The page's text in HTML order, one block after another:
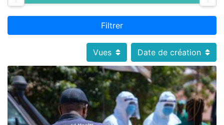
Filtrer
Vues Date de création